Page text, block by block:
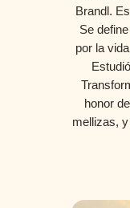
Brandl.
Se
por la
honor
mellizas,